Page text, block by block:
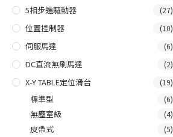
5相步進驅動器 (27)
位置控制器 (10)
伺服馬達 (6)
DC直流無刷馬達 (2)
X-Y TABLE定位滑台 (19)
標準型 (6)
無塵室級 (4)
皮帶式 (5)